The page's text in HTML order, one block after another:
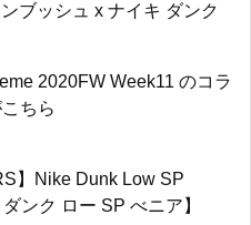
ブッシュ x ナイキ ダンク
2020FW Week11 のコラ
ちら
】Nike Dunk Low SP
ンク ロー SP べニア】